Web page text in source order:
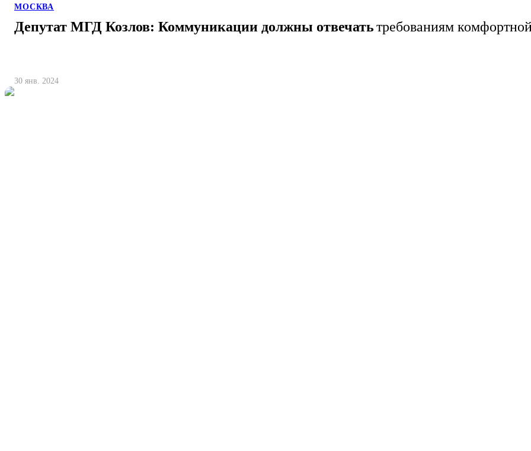
МОСКВА
Депутат МГД Козлов: Коммуникации должны отвечатьтребованиям
30 янв. 2024